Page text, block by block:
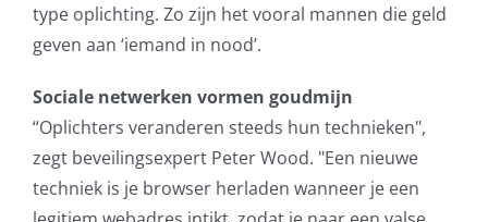
type oplichting. Zo zijn het vooral mannen die geld
geven aan ‘iemand in nood’.
Sociale netwerken vormen goudmijn
“Oplichters veranderen steeds hun technieken",
zegt beveilingsexpert Peter Wood. "Een nieuwe
techniek is je browser herladen wanneer je een